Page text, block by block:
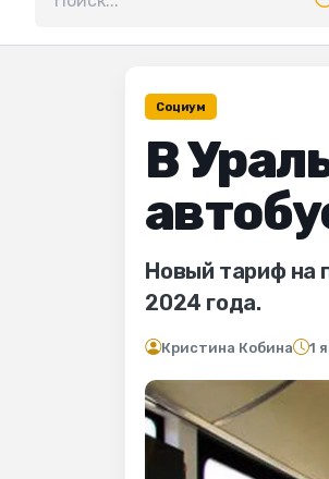
Поиск по сайту
Социум
В
Новый тариф на
2024 года.
Кристина Кобина 1